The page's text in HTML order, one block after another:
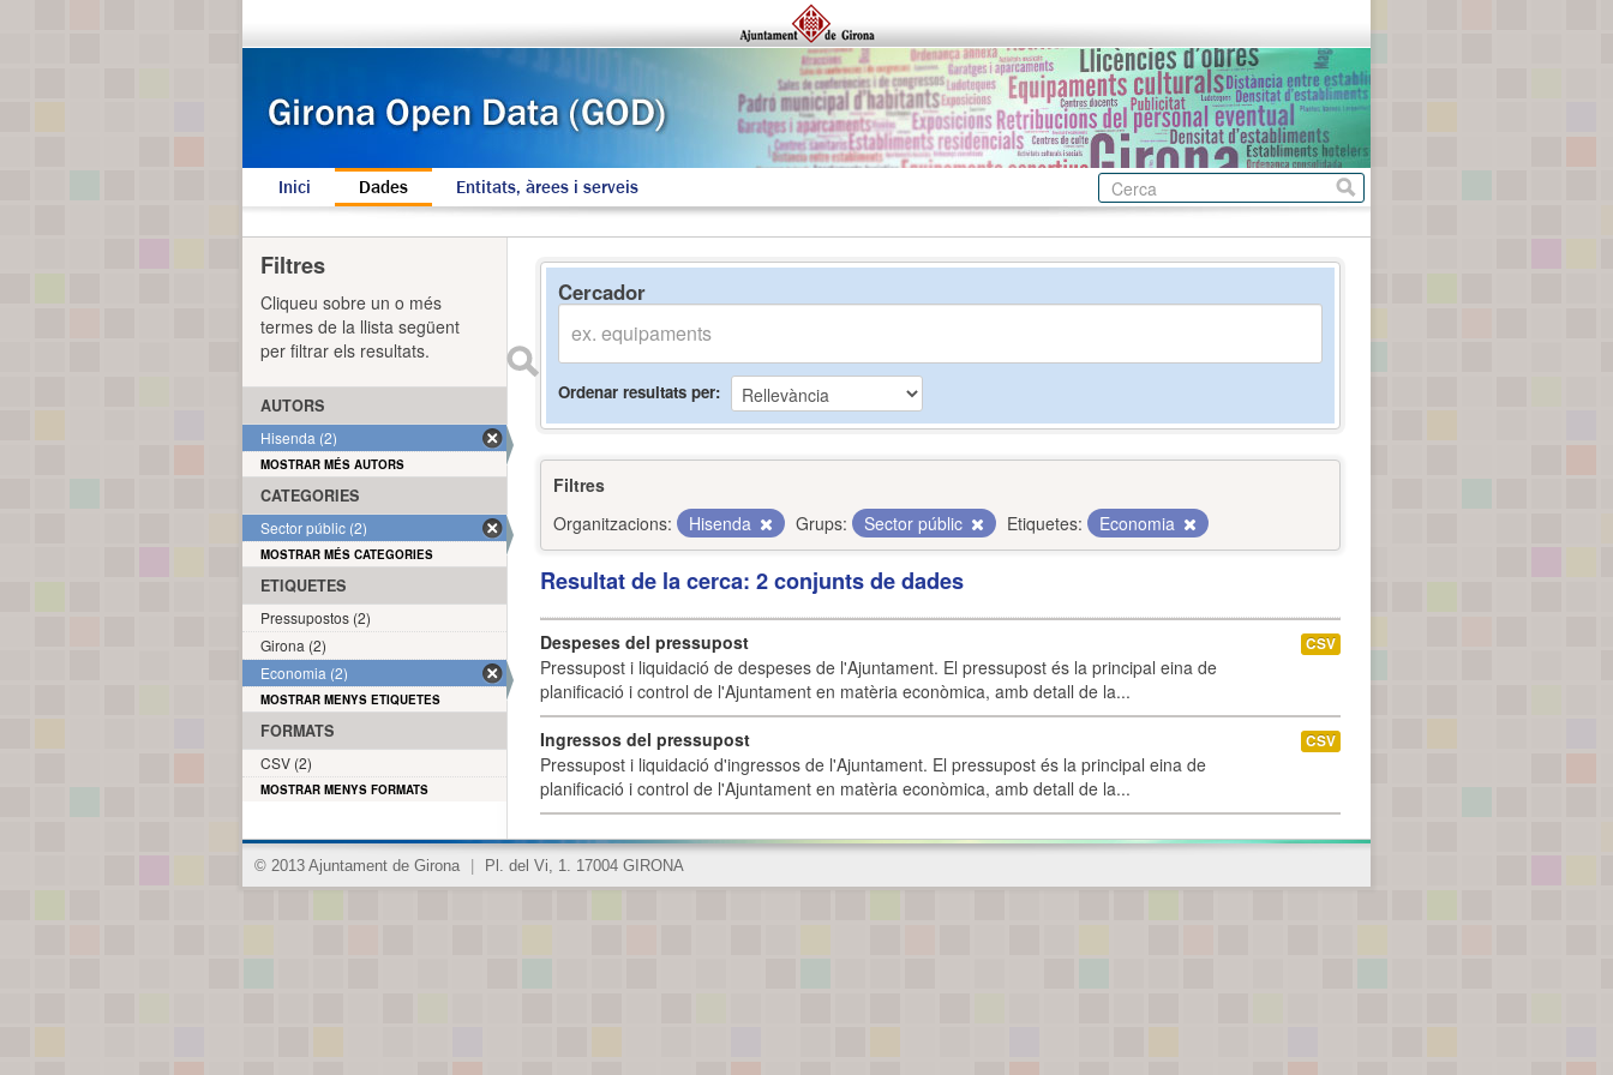
Inici Dades Entitats, àrees i serveis
Cercador
Ordenar resultats per
Filtres
Organitzacions:
Hisenda Grups: Sector públic Etiquetes: Economia
Resultat de la cerca: 2 conjunts de dades
Despeses del pressupost
Pressupost i liquidació de despeses de l'Ajuntament. El pressupost és la principal eina de
planificació i control de l'Ajuntament en matèria econòmica, amb detall de la...
CSV
Ingressos del pressupost
Pressupost i liquidació d'ingressos de l'Ajuntament. El pressupost és la principal eina de
planificació i control de l'Ajuntament en matèria econòmica, amb detall de la...
CSV
Filtres
Cliqueu sobre un o més
termes de la llista següent
per filtrar els resultats.
AUTORS
Hisenda (2)
MOSTRAR MÉS AUTORS
CATEGORIES
Sector públic (2)
MOSTRAR MÉS CATEGORIES
ETIQUETES
Pressupostos (2)
Girona (2)
Economia (2)
MOSTRAR MENYS ETIQUETES
FORMATS
CSV (2)
MOSTRAR MENYS FORMATS
© 2013 Ajuntament de Girona Pl. del Vi, 1. 17004 GIRONA